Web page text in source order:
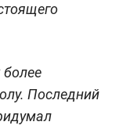
более
Последний